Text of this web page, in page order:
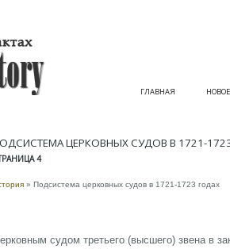
ГЛАВНАЯ НОВОЕ
ЦЕРКОВНЫХ СУДОВ В 1721-
4
» Подсистема церковных судов в 1721-1723 годах
судом третьего (высшего) звена в